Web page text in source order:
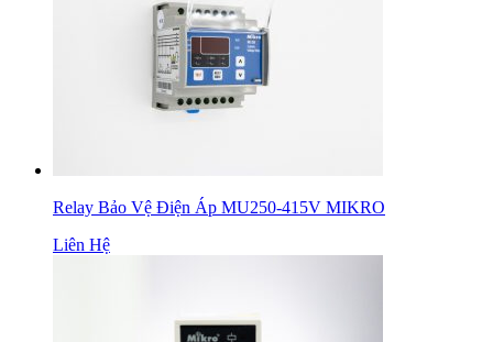
Relay Bảo Vệ Điện Áp MU250-415V MIKRO
Liên Hệ